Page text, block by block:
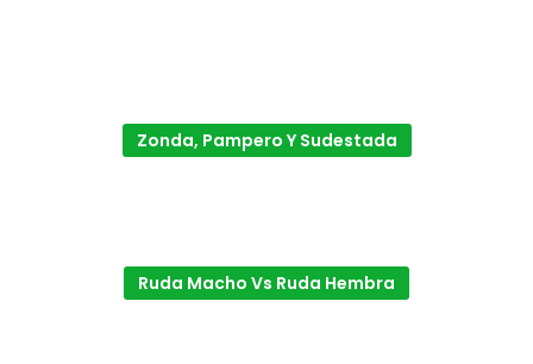
Zonda, Pampero Y Sudestada
Ruda Macho Vs Ruda Hembra